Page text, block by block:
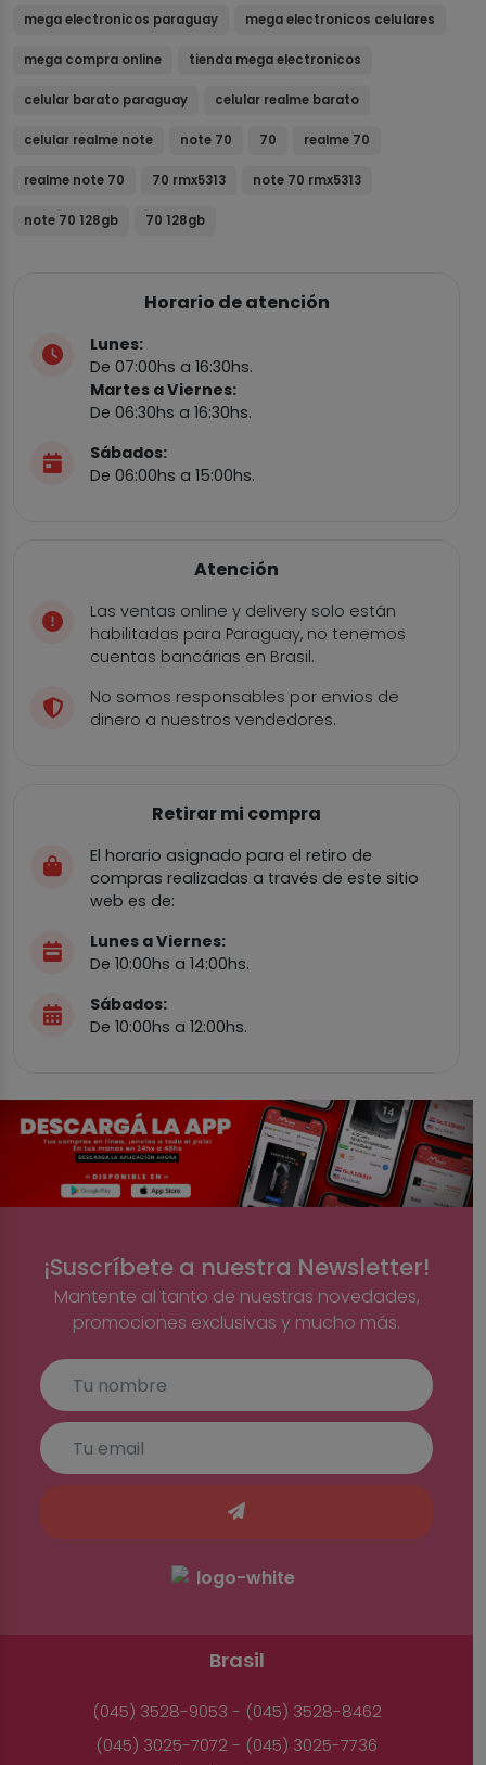
mega electronicos paraguay mega electronicos celulares
mega compra online tienda mega electronicos
celular barato paraguay celular realme barato
celular realme note note 70 70 realme 70
realme note 70 70 rmx5313 note 70 rmx5313
note 70 128gb 70 128gb
Horario de atención
Lunes:
De 07:00hs a 16:30hs.
Martes a Viernes:
De 06:30hs a 16:30hs.
Sábados:
De 06:00hs a 15:00hs.
Atención
Las ventas online y delivery solo están
habilitadas para Paraguay, no tenemos
cuentas bancárias en Brasil.
No somos responsables por envios de
dinero a nuestros vendedores.
Retirar mi compra
El horario asignado para el retiro de
compras realizadas a través de este sitio
web es de:
Lunes a Viernes:
De 10:00hs a 14:00hs.
Sábados:
De 10:00hs a 12:00hs.
¡Suscríbete a nuestra Newsletter!
Mantente al tanto de nuestras novedades,
promociones exclusivas y mucho más.
Brasil
(045) 3528-9053 - (045) 3528-8462
(045) 3025-7072 - (045) 3025-7736